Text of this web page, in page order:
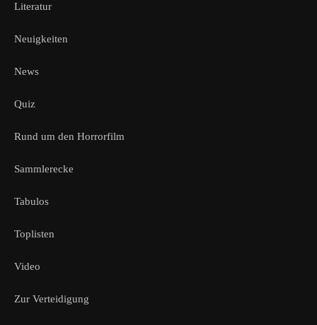
Literatur
Neuigkeiten
News
Quiz
Rund um den Horrorfilm
Sammlerecke
Tabulos
Toplisten
Video
Zur Verteidigung